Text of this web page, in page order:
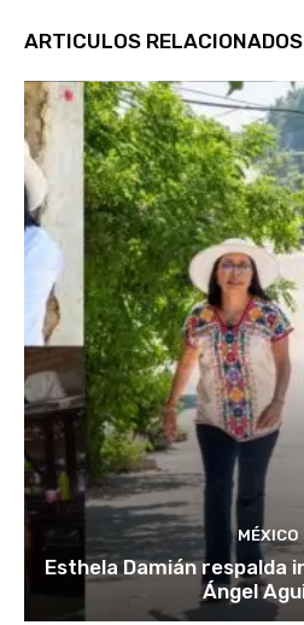
ARTICULOS RELACIONADOS
MÉXICO
Esthela Damián respalda
Ángel